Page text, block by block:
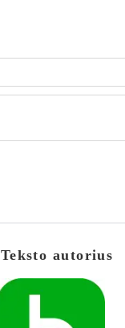
Teksto autorius